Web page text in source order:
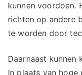
kunnen voordoen.
richten op andere
te worden door
Daarnaast kunnen
In plaats van